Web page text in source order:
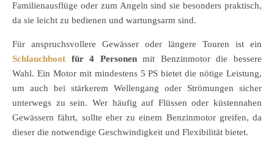
Familienausflüge oder zum Angeln sind sie besonders praktisch,
da sie leicht zu bedienen und wartungsarm sind.
Für anspruchsvollere Gewässer oder längere Touren ist ein
Schlauchboot für 4 Personenmit Benzinmotor die bessere
Wahl. Ein Motor mit mindestens 5 PS bietet die nötige Leistung,
um auch bei stärkerem Wellengang oder Strömungen sicher
unterwegs zu sein. Wer häufig auf Flüssen oder küstennahen
Gewässern fährt, sollte eher zu einem Benzinmotor greifen, da
dieser die notwendige Geschwindigkeit und Flexibilität bietet.